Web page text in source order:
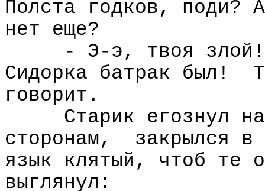
Полста годков, поди?
нет еще?
- Э-э, твоя злой!
Сидорка батрак был!
говорит.
Старик егознул на
сторонам,
закрылся
язык клятый, чтоб те
выглянул: